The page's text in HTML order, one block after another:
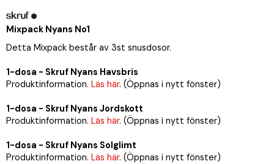
Mixpack Nyans No1
Detta Mixpack består av 3st snusdosor.
1-dosa - Skruf Nyans Havsbris
Produktinformation. Läs här. (Öppnas i nytt fönster)
1-dosa - Skruf Nyans Jordskott
Produktinformation. Läs här. (Öppnas i nytt fönster)
1-dosa - Skruf Nyans Solglimt
Produktinformation. Läs här. (Öppnas i nytt fönster)